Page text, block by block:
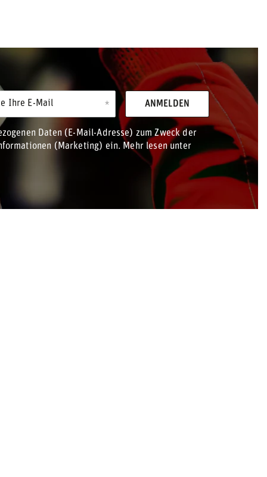
Ihre E-Mail
Daten (E-Mail-Adresse) zum Zweck der
(Marketing) ein. Mehr lesen unter
ANMELDEN